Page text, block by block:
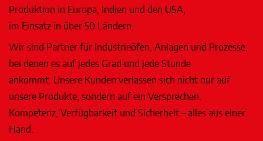
Produktion in Europa, Indien und den USA,
im Einsatz in über 50 Ländern.
Wir sind Partner für Industrieöfen, Anlagen und Prozesse,
bei denen es auf jedes Grad und jede Stunde
ankommt. Unsere Kunden verlassen sich nicht nur auf
unsere Produkte, sondern auf ein Versprechen:
Kompetenz, Verfügbarkeit und Sicherheit – alles aus einer
Hand.